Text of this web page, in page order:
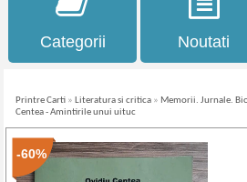
Categorii Noutati
Printre Carti » Literatura si critica » Memorii. Jurnale.
Centea - Amintirile unui uituc
-60%